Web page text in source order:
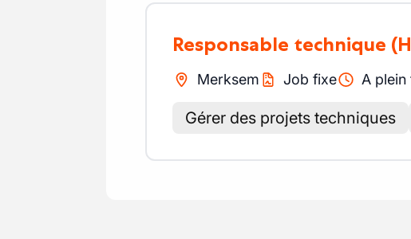
Responsable technique
Merksem Job fixe A plein
Gérer des projets techniques